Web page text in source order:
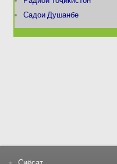
Садои Душанбе